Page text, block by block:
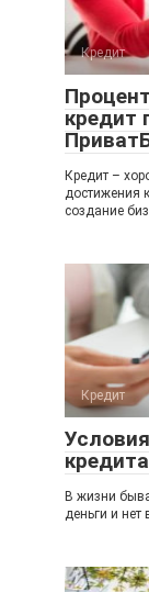
Кредит
кредит
Кредит –
достижения
создание
Кредит
В жизни
деньги и